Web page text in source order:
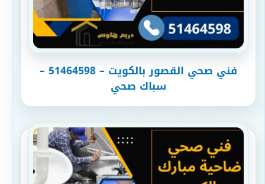
فني صحي القصور بالكويت – 51464598 –
سباك صحي